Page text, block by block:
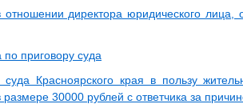
директора юридического лица,
приговору суда
Красноярского края в пользу
30000 рублей с ответчика за